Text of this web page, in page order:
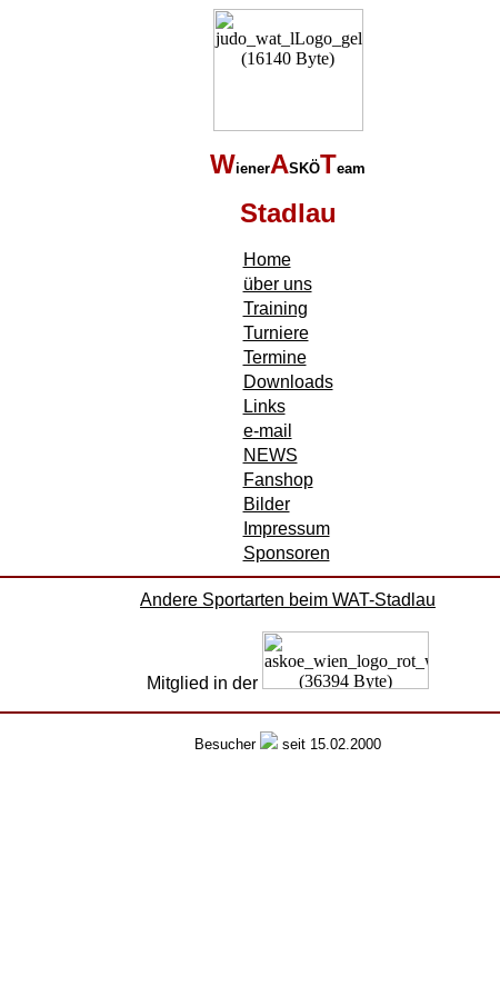
WienerASKÖTeam
Stadlau
Home
über uns
Training
Turniere
Termine
Downloads
Links
e-mail
NEWS
Fanshop
Bilder
Impressum
Sponsoren
Andere Sportarten beim WAT-Stadlau
Mitglied in der
Besucher seit 15.02.2000